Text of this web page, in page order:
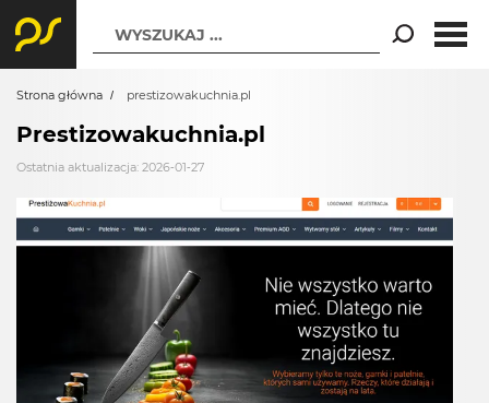
WYSZUKAJ ...
Strona główna prestizowakuchnia.pl
Prestizowakuchnia.pl
Ostatnia aktualizacja: 2026-01-27